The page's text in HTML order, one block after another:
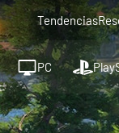
Tendencias
PC